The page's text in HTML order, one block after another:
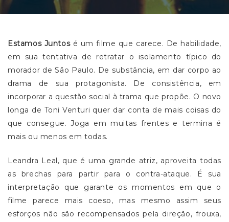
Estamos Juntosé um filme que carece. De habilidade,
em sua tentativa de retratar o isolamento típico do
morador de São Paulo. De substância, em dar corpo ao
drama de sua protagonista. De consistência, em
incorporar a questão social à trama que propõe. O novo
longa de Toni Venturi quer dar conta de mais coisas do
que consegue. Joga em muitas frentes e termina é
mais ou menos em todas.
Leandra Leal, que é uma grande atriz, aproveita todas
as brechas para partir para o contra-ataque. É sua
interpretação que garante os momentos em que o
filme parece mais coeso, mas mesmo assim seus
esforços não são recompensados pela direção, frouxa,